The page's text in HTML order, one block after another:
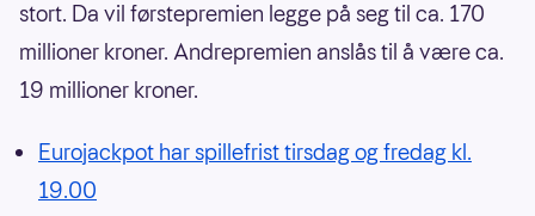
stort. Da vil førstepremien legge på seg til ca. 170
millioner kroner. Andrepremien anslås til å være ca.
19 millioner kroner.
Eurojackpot har spillefrist tirsdag og fredag kl.
19.00